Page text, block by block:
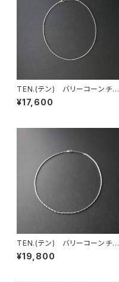
TEN.(テン) バリーコーンチェ
ーンネックレス SV 38cm
¥17,600
TEN.(テン) バリーコーンチェ
ーンネックレス SV 50cm
¥19,800